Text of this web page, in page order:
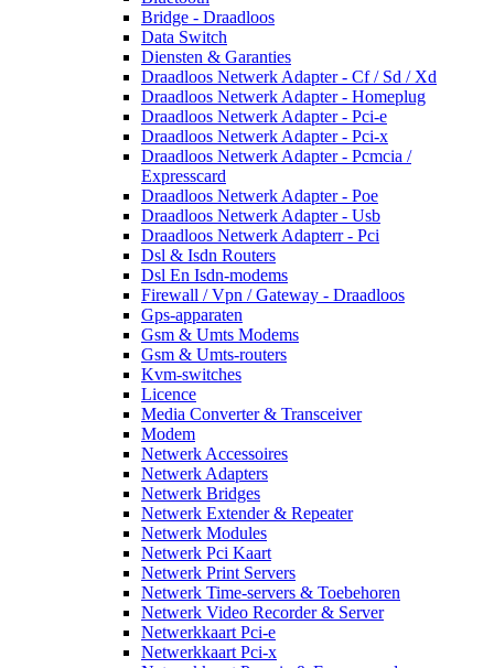
Bridge - Draadloos
Data Switch
Diensten & Garanties
Draadloos Netwerk Adapter - Cf / Sd / Xd
Draadloos Netwerk Adapter - Homeplug
Draadloos Netwerk Adapter - Pci-e
Draadloos Netwerk Adapter - Pci-x
Draadloos Netwerk Adapter - Pcmcia /
Expresscard
Draadloos Netwerk Adapter - Poe
Draadloos Netwerk Adapter - Usb
Draadloos Netwerk Adapterr - Pci
Dsl & Isdn Routers
Dsl En Isdn-modems
Firewall / Vpn / Gateway - Draadloos
Gps-apparaten
Gsm & Umts Modems
Gsm & Umts-routers
Kvm-switches
Licence
Media Converter & Transceiver
Modem
Netwerk Accessoires
Netwerk Adapters
Netwerk Bridges
Netwerk Extender & Repeater
Netwerk Modules
Netwerk Pci Kaart
Netwerk Print Servers
Netwerk Time-servers & Toebehoren
Netwerk Video Recorder & Server
Netwerkkaart Pci-e
Netwerkkaart Pci-x